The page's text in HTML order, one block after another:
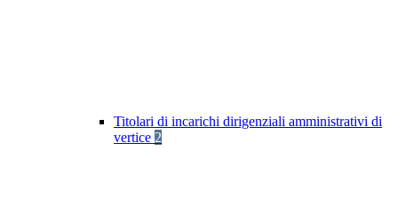
Titolari di incarichi dirigenziali amministrativi di
vertice 2